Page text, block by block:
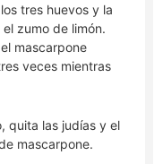
tres huevos y la
zumo de limón.
mascarpone
veces mientras
quita las judías y el
mascarpone.